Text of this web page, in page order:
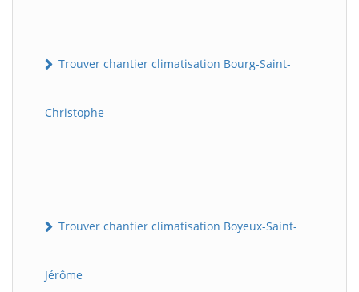
Trouver chantier climatisation Bourg-Saint-
Christophe
Trouver chantier climatisation Boyeux-Saint-
Jérôme